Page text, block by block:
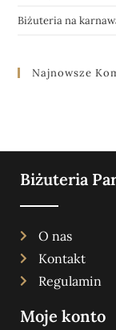
Biżuteria na
Najnowsze
Biżuteria
O nas
Kontakt
Regulamin
Moje konto